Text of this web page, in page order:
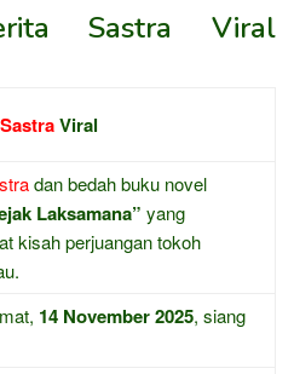
Sastra Viral
SastraViral
dan bedah buku novel
Laksamana” yang
kisah perjuangan tokoh
14 November 2025, siang